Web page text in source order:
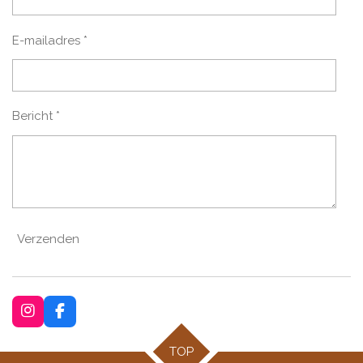
E-mailadres *
Bericht *
Verzenden
I
n
F
a
TOP